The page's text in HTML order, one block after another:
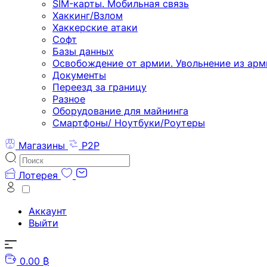
SIM-карты. Мобильная связь
Хаккинг/Взлом
Хаккерские атаки
Софт
Базы данных
Освобождение от армии. Увольнение из
Документы
Переезд за границу
Разное
Оборудование для майнинга
Смартфоны/ Ноутбуки/Роутеры
Магазины
P2P
Лотерея
Аккаунт
Выйти
0.00 ₿